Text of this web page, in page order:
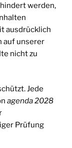
werden,
ausdrücklich
auf unserer
nicht zu
Jede
agenda 2028
Prüfung